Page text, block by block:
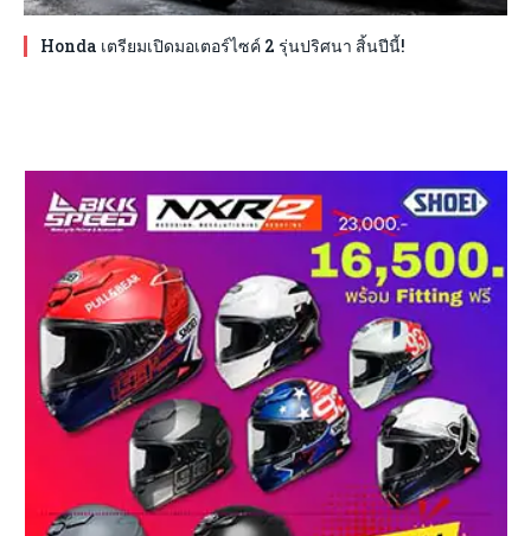
Honda เตรียมเปิดมอเตอร์ไซค์ 2 รุ่นปริศนา สิ้นปีนี้!